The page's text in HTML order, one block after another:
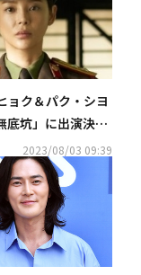
ョク＆パク・シヨ
底坑」に出演決
クションを披露
2023/08/03 09:39